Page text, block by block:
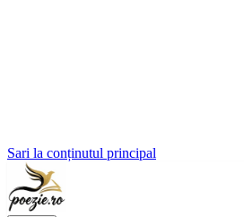
Sari la conținutul principal